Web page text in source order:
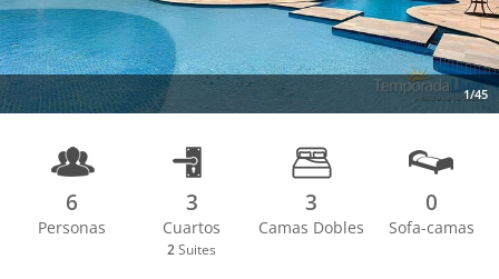
1/45
Next
6
Personas
3
Cuartos
2 Suites
3
Camas Dobles
0
Sofa-camas